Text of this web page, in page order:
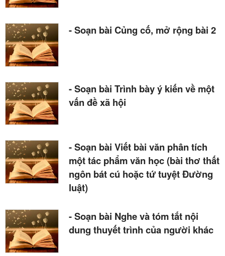
- Soạn bài Củng cố, mở rộng bài 2
- Soạn bài Trình bày ý kiến về một
vấn đề xã hội
- Soạn bài Viết bài văn phân tích
một tác phẩm văn học (bài thơ thất
ngôn bát cú hoặc tứ tuyệt Đường
luật)
- Soạn bài Nghe và tóm tắt nội
dung thuyết trình của người khác